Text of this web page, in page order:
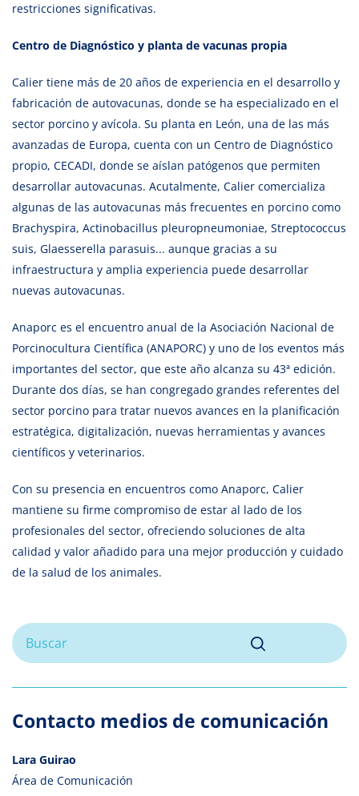
restricciones significativas.
Centro de Diagnóstico y planta de vacunas propia
Calier tiene más de 20 años de experiencia en el desarrollo y
fabricación de autovacunas, donde se ha especializado en el
sector porcino y avícola. Su planta en León, una de las más
avanzadas de Europa, cuenta con un Centro de Diagnóstico
propio, CECADI, donde se aíslan patógenos que permiten
desarrollar autovacunas. Acutalmente, Calier comercializa
algunas de las autovacunas más frecuentes en porcino como
Brachyspira, Actinobacillus pleuropneumoniae, Streptococcus
suis, Glaesserella parasuis... aunque gracias a su
infraestructura y amplia experiencia puede desarrollar
nuevas autovacunas.
Anaporc es el encuentro anual de la Asociación Nacional de
Porcinocultura Científica (ANAPORC) y uno de los eventos más
importantes del sector, que este año alcanza su 43ª edición.
Durante dos días, se han congregado grandes referentes del
sector porcino para tratar nuevos avances en la planificación
estratégica, digitalización, nuevas herramientas y avances
científicos y veterinarios.
Con su presencia en encuentros como Anaporc, Calier
mantiene su firme compromiso de estar al lado de los
profesionales del sector, ofreciendo soluciones de alta
calidad y valor añadido para una mejor producción y cuidado
de la salud de los animales.
Contacto medios de comunicación
Lara Guirao
Área de Comunicación